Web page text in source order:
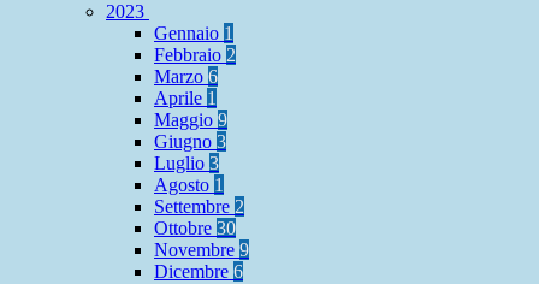
2023
Gennaio 1
Febbraio 2
Marzo 6
Aprile 1
Maggio 9
Giugno 3
Luglio 3
Agosto 1
Settembre 2
Ottobre 30
Novembre 9
Dicembre 6